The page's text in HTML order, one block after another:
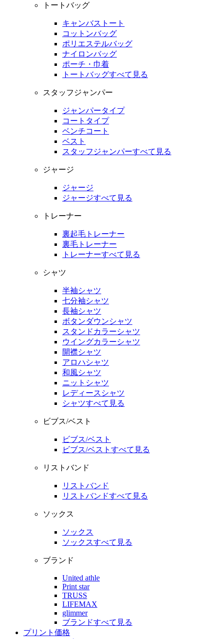
トートバッグ
キャンバストート
コットンバッグ
ポリエステルバッグ
ナイロンバッグ
ポーチ・巾着
トートバッグすべて見る
スタッフジャンパー
ジャンパータイプ
コートタイプ
ベンチコート
ベスト
スタッフジャンパーすべて見る
ジャージ
ジャージ
ジャージすべて見る
トレーナー
裏起毛トレーナー
裏毛トレーナー
トレーナーすべて見る
シャツ
半袖シャツ
七分袖シャツ
長袖シャツ
ボタンダウンシャツ
スタンドカラーシャツ
ウイングカラーシャツ
開襟シャツ
アロハシャツ
和風シャツ
ニットシャツ
レディースシャツ
シャツすべて見る
ビブス/ベスト
ビブス/ベスト
ビブス/ベストすべて見る
リストバンド
リストバンド
リストバンドすべて見る
ソックス
ソックス
ソックスすべて見る
ブランド
United athle
Print star
TRUSS
LIFEMAX
glimmer
ブランドすべて見る
プリント価格